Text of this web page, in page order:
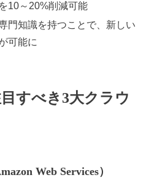
10～20%削減可能
知識を持つことで、新しい
可能に
すべき3大クラウ
Web Services）